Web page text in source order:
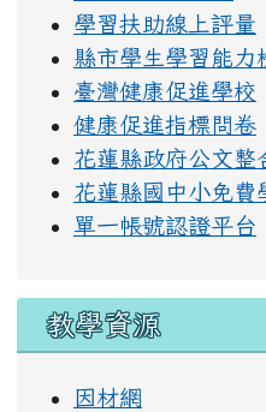
學習扶助線上評量
縣市學生學習能力
臺灣健康促進學校
健康促進指標問卷
花蓮縣政府公文整
花蓮縣國中小免費
單一帳號認證平台
教學資源
因材網